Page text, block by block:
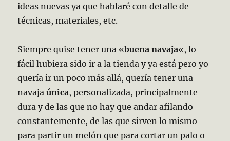
ideas nuevas ya que hablaré con detalle de
técnicas, materiales, etc.
Siempre quise tener una «buena navaja«, lo
fácil hubiera sido ir a la tienda y ya está pero yo
quería ir un poco más allá, quería tener una
navajaúnica, personalizada, principalmente
dura y de las que no hay que andar afilando
constantemente, de las que sirven lo mismo
para partir un melón que para cortar un palo o